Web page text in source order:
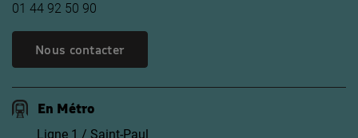
01 44 92 50 90
Nous contacter
En Métro
Ligne 1 / Saint-Paul